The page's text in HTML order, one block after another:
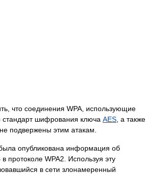
что соединения WPA, использующие
шифрования ключа AES , а также
подвержены этим атакам.
опубликована информация об
протоколе WPA2. Используя эту
в сети злонамеренный